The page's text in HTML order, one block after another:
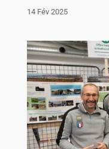
14 Fév 2025